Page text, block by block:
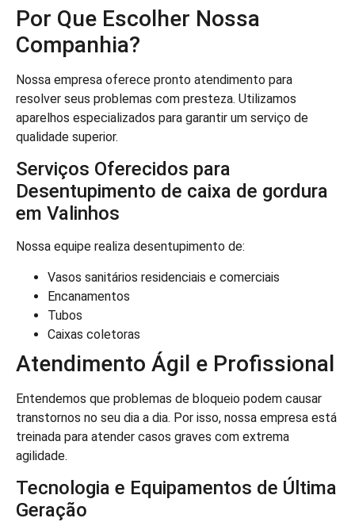
Por Que Escolher Nossa
Companhia?
Nossa empresa oferece pronto atendimento para
resolver seus problemas com presteza. Utilizamos
aparelhos especializados para garantir um serviço de
qualidade superior.
Serviços Oferecidos para
Desentupimento de caixa de gordura
em Valinhos
Nossa equipe realiza desentupimento de:
Vasos sanitários residenciais e comerciais
Encanamentos
Tubos
Caixas coletoras
Atendimento Ágil e Profissional
Entendemos que problemas de bloqueio podem causar
transtornos no seu dia a dia. Por isso, nossa empresa está
treinada para atender casos graves com extrema
agilidade.
Tecnologia e Equipamentos de Última
Geração